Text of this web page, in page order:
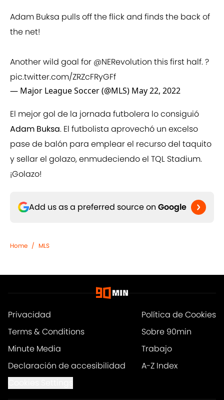
Adam Buksa pulls off the flick and finds the back of
the net!
Another wild goal for @NERevolution this first half. ?
pic.twitter.com/ZRZcFRyGFf
— Major League Soccer (@MLS) May 22, 2022
El mejor gol de la jornada futbolera lo consiguió
Adam Buksa. El futbolista aprovechó un excelso
pase de balón para emplear el recurso del taquito
y sellar el golazo, enmudeciendo el TQL Stadium.
¡Golazo!
Add us as a preferred source on Google
Home / MLS
Privacidad
Política de Cookies
Terms & Conditions
Sobre 90min
Minute Media
Trabajo
Declaración de accesibilidad
A-Z Index